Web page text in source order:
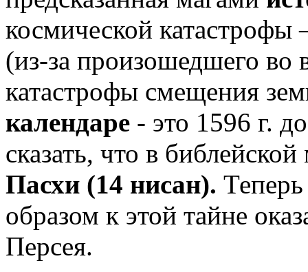
космической катастрофы
(из-за произошедшего во
катастрофы смещения
календаре - это 1596 г.
сказать, что в
Пасхи (14 нисан). Теперь
образом к этой тайне
Персея.